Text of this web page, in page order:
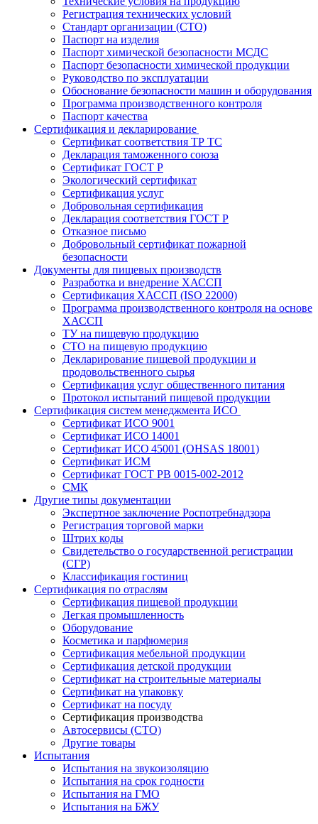
Регистрация технических условий
Стандарт организации (СТО)
Паспорт на изделия
Паспорт химической безопасности МСДС
Паспорт безопасности химической продукции
Руководство по эксплуатации
Обоснование безопасности машин и оборудования
Программа производственного контроля
Паспорт качества
Сертификация и декларирование
Сертификат соответствия ТР ТС
Декларация таможенного союза
Сертификат ГОСТ Р
Экологический сертификат
Сертификация услуг
Добровольная сертификация
Декларация соответствия ГОСТ Р
Отказное письмо
Добровольный сертификат пожарной
безопасности
Документы для пищевых производств
Разработка и внедрение ХАССП
Сертификация ХАССП (ISO 22000)
Программа производственного контроля на основе
ХАССП
ТУ на пищевую продукцию
СТО на пищевую продукцию
Декларирование пищевой продукции и
продовольственного сырья
Сертификация услуг общественного питания
Протокол испытаний пищевой продукции
Сертификация систем менеджмента ИСО
Сертификат ИСО 9001
Сертификат ИСО 14001
Сертификат ИСО 45001 (OHSAS 18001)
Сертификат ИСМ
Сертификат ГОСТ РВ 0015-002-2012
СМК
Другие типы документации
Экспертное заключение Роспотребнадзора
Регистрация торговой марки
Штрих коды
Свидетельство о государственной регистрации
(СГР)
Классификация гостиниц
Сертификация по отраслям
Сертификация пищевой продукции
Легкая промышленность
Оборудование
Косметика и парфюмерия
Сертификация мебельной продукции
Сертификация детской продукции
Сертификат на строительные материалы
Сертификат на упаковку
Сертификат на посуду
Сертификация производства
Автосервисы (СТО)
Другие товары
Испытания
Испытания на звукоизоляцию
Испытания на срок годности
Испытания на ГМО
Испытания на БЖУ